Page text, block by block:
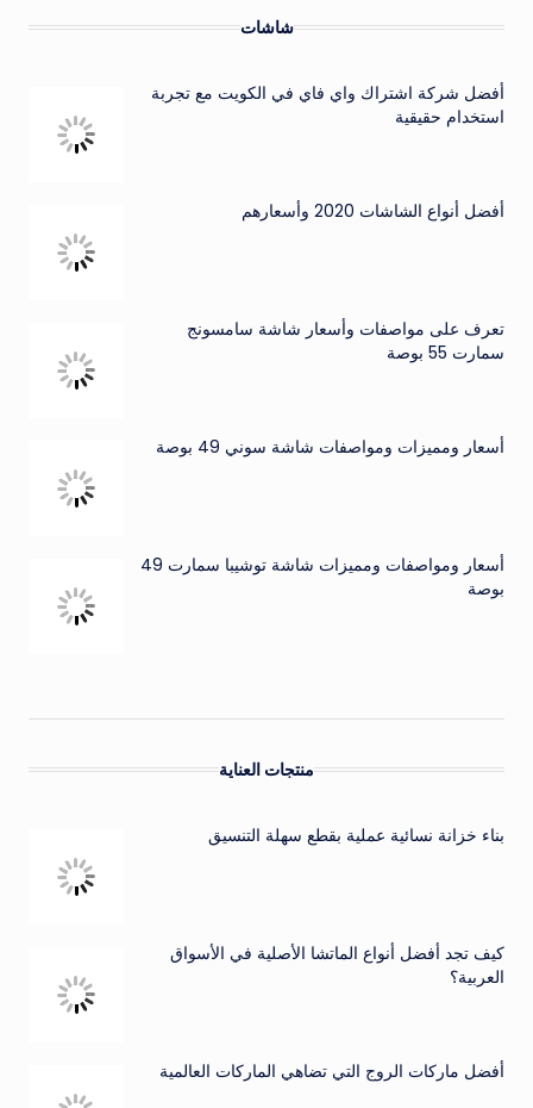
شاشات
أفضل شركة اشتراك واي فاي في الكويت مع تجربة
استخدام حقيقية
أفضل أنواع الشاشات 2020 وأسعارهم
تعرف على مواصفات وأسعار شاشة سامسونج
سمارت 55 بوصة
أسعار ومميزات ومواصفات شاشة سوني 49 بوصة
أسعار ومواصفات ومميزات شاشة توشيبا سمارت 49
بوصة
منتجات العناية
بناء خزانة نسائية عملية بقطع سهلة التنسيق
كيف تجد أفضل أنواع الماتشا الأصلية في الأسواق
العربية؟
أفضل ماركات الروج التي تضاهي الماركات العالمية